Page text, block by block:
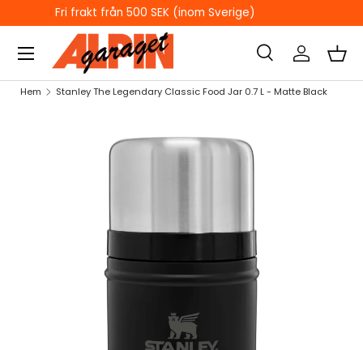
HOPPA TILL INNEHÅLL
ÖPPETTIDER I BUTIKEN
Sök
Sök
Sök Logga inKorg
Hem Stanley The Legendary Classic Food Jar 0.7 L - Matte Black
HOPPA TILL PRODUKTINFORMATION